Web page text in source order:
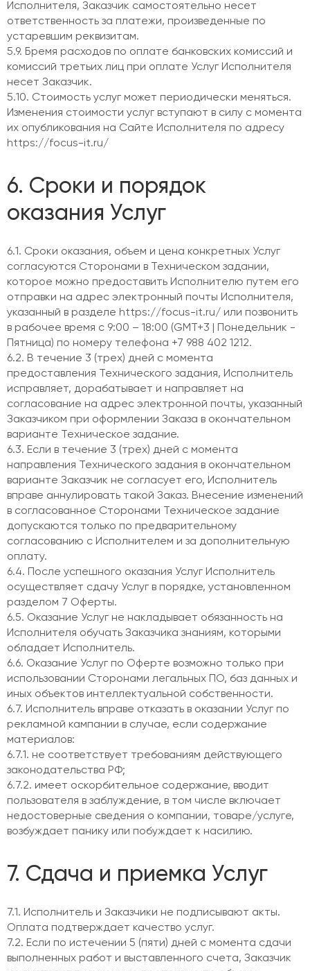
Исполнителя, Заказчик самостоятельно несет
ответственность за платежи, произведенные по
устаревшим реквизитам.
5.9. Бремя расходов по оплате банковских комиссий и
комиссий третьих лиц при оплате Услуг Исполнителя
несет Заказчик.
5.10. Стоимость услуг может периодически меняться.
Изменения стоимости услуг вступают в силу с момента
их опубликования на Сайте Исполнителя по адресу
https://focus-it.ru/
6. Сроки и порядок
оказания Услуг
6.1. Сроки оказания, объем и цена конкретных Услуг
согласуются Сторонами в Техническом задании,
которое можно предоставить Исполнителю путем его
отправки на адрес электронный почты Исполнителя,
указанный в разделе https://focus-it.ru/ или позвонить
в рабочее время с 9:00 – 18:00 (GMT+3 | Понедельник -
Пятница) по номеру телефона +7 988 402 1212.
6.2. В течение 3 (трех) дней с момента
предоставления Технического задания, Исполнитель
исправляет, дорабатывает и направляет на
согласование на адрес электронной почты, указанный
Заказчиком при оформлении Заказа в окончательном
варианте Техническое задание.
6.3. Если в течение 3 (трех) дней с момента
направления Технического задания в окончательном
варианте Заказчик не согласует его, Исполнитель
вправе аннулировать такой Заказ. Внесение изменений
в согласованное Сторонами Техническое задание
допускаются только по предварительному
согласованию с Исполнителем и за дополнительную
оплату.
6.4. После успешного оказания Услуг Исполнитель
осуществляет сдачу Услуг в порядке, установленном
разделом 7 Оферты.
6.5. Оказание Услуг не накладывает обязанность на
Исполнителя обучать Заказчика знаниям, которыми
обладает Исполнитель.
6.6. Оказание Услуг по Оферте возможно только при
использовании Сторонами легальных ПО, баз данных и
иных объектов интеллектуальной собственности.
6.7. Исполнитель вправе отказать в оказании Услуг по
рекламной кампании в случае, если содержание
материалов:
6.7.1. не соответствует требованиям действующего
законодательства РФ;
6.7.2. имеет оскорбительное содержание, вводит
пользователя в заблуждение, в том числе включает
недостоверные сведения о компании, товаре/услуге,
возбуждает панику или побуждает к насилию.
7. Сдача и приемка Услуг
7.1. Исполнитель и Заказчики не подписывают акты.
Оплата подтверждает качество услуг.
7.2. Если по истечении 5 (пяти) дней с момента сдачи
выполненных работ и выставленного счета, Заказчик